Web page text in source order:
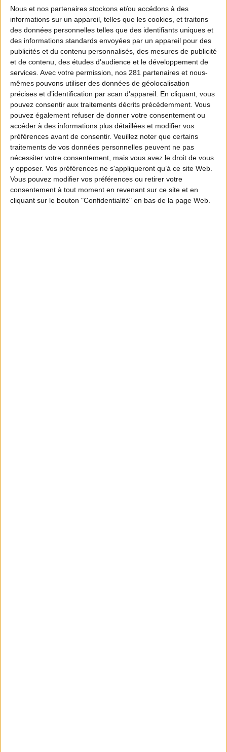
Nous et nos partenaires stockons et/ou accédons à des
informations sur un appareil, telles que les cookies, et traitons
des données personnelles telles que des identifiants uniques et
des informations standards envoyées par un appareil pour des
publicités et du contenu personnalisés, des mesures de publicité
et de contenu, des études d'audience et le développement de
services. Avec votre permission, nos 281 partenaires et nous-
mêmes pouvons utiliser des données de géolocalisation
précises et d’identification par scan d'appareil. En cliquant, vous
pouvez consentir aux traitements décrits précédemment. Vous
pouvez également refuser de donner votre consentement ou
accéder à des informations plus détaillées et modifier vos
préférences avant de consentir. Veuillez noter que certains
traitements de vos données personnelles peuvent ne pas
nécessiter votre consentement, mais vous avez le droit de vous
y opposer. Vos préférences ne s'appliqueront qu’à ce site Web.
Vous pouvez modifier vos préférences ou retirer votre
consentement à tout moment en revenant sur ce site et en
cliquant sur le bouton "Confidentialité" en bas de la page Web.